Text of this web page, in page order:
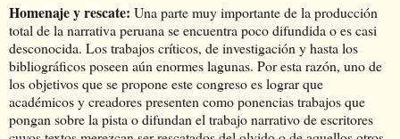
Homenaje y rescate: Una parte muy importante de la producción
total de la narrativa peruana se encuentra poco difundida o es casi
desconocida. Los trabajos críticos, de investigación y hasta los
bibliográficos poseen aún enormes lagunas. Por esta razón, uno de
los objetivos que se propone este congreso es lograr que
académicos y creadores presenten como ponencias trabajos que
pongan sobre la pista o difundan el trabajo narrativo de escritores